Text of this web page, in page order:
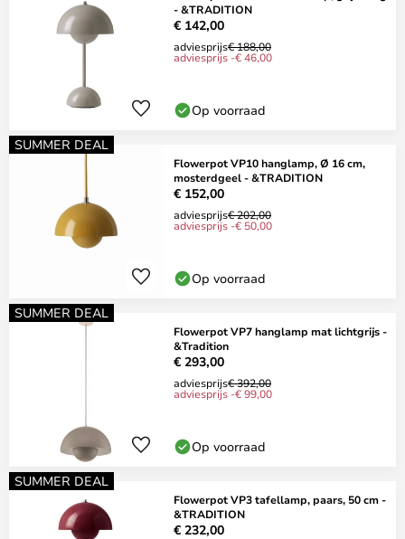
- &TRADITION
€ 142,00
adviesprijs€ 188,00
adviesprijs -€ 46,00
Op voorraad
SUMMER DEAL
Flowerpot VP10 hanglamp, Ø 16 cm,
mosterdgeel - &TRADITION
€ 152,00
adviesprijs€ 202,00
adviesprijs -€ 50,00
Op voorraad
SUMMER DEAL
Flowerpot VP7 hanglamp mat lichtgrijs -
&Tradition
€ 293,00
adviesprijs€ 392,00
adviesprijs -€ 99,00
Op voorraad
SUMMER DEAL
Flowerpot VP3 tafellamp, paars, 50 cm -
&TRADITION
€ 232,00